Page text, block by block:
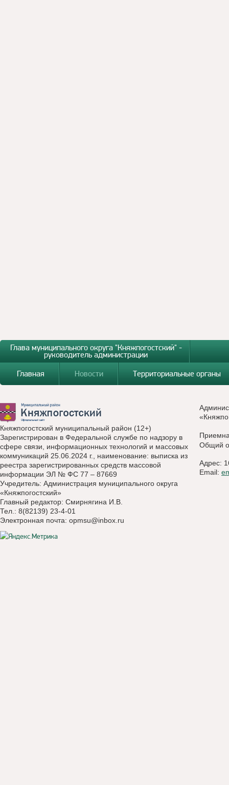
Глава муниципального округа "Княжпогостский" -
руководитель администрации
Главная
Новости Территориальные органы
Княжпогостский муниципальный район (12+)
Зарегистрирован в Федеральной службе по надзору в
сфере связи, информационных технологий и массовых
коммуникаций 25.06.2024 г., наименование: выписка из
реестра зарегистрированных средств массовой
информации ЭЛ № ФС 77 – 87669
Учредитель: Администрация муниципального округа
«Княжпогостский»
Главный редактор: Смирнягина И.В.
Тел.: 8(82139) 23-4-01
Электронная почта: opmsu@inbox.ru
Общий
Адрес:
Email: